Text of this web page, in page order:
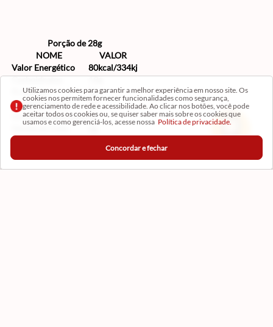
Utilizamos cookies para garantir a melhor experiência em nosso site. Os
cookies nos permitem fornecer funcionalidades como segurança,
gerenciamento de rede e acessibilidade. Ao clicar nos botões, você pode
aceitar todos os cookies ou, se quiser saber mais sobre os cookies que
usamos e como gerenciá-los, acesse nossa Política de privacidade.
Concordar e fechar
Porção de 28g
NOME
VALOR
Valor Energético
80kcal/334kj
Carboidratos
19g
Proteínas
0g
Gorduras totais
0g
Gorduras saturadas 0g
Sódio